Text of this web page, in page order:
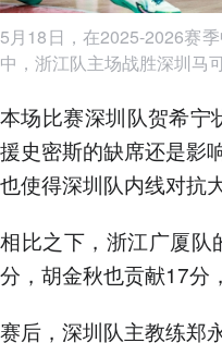
5月18日，在2025-2026赛
中，浙江队主场战胜深圳
本场比赛深圳队贺希宁
援史密斯的缺席还是影
也使得深圳队内线对抗
相比之下，浙江广厦
分，胡金秋也贡献17分
赛后，深圳队主教练郑